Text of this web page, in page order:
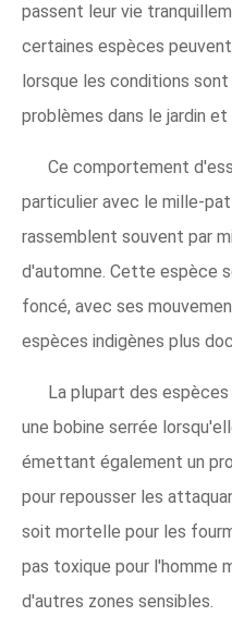
passent leur vie
certaines espèces
lorsque les conditions
problèmes dans le jardin et
Ce comportement
particulier avec le mille-
rassemblent souvent par
d'automne. Cette espèce
foncé, avec ses
espèces indigènes plus
La plupart des
une bobine serrée
émettant également un
pour repousser les
soit mortelle pour les
pas toxique pour l'homme
d'autres zones sensibles.